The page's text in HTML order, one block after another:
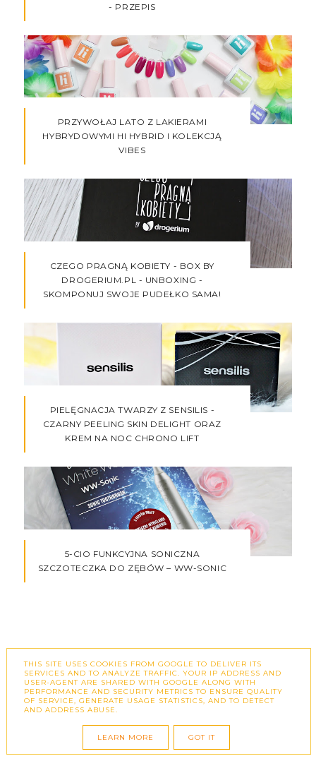
- PRZEPIS
PRZYWOŁAJ LATO Z LAKIERAMI
HYBRYDOWYMI HI HYBRID I KOLEKCJĄ
VIBES
CZEGO PRAGNĄ KOBIETY - BOX BY
DROGERIUM.PL - UNBOXING -
SKOMPONUJ SWOJE PUDEŁKO SAMA!
PIELĘGNACJA TWARZY Z SENSILIS -
CZARNY PEELING SKIN DELIGHT ORAZ
KREM NA NOC CHRONO LIFT
5-CIO FUNKCYJNA SONICZNA
SZCZOTECZKA DO ZĘBÓW – WW-SONIC
ARCHIWUM
THIS SITE USES COOKIES FROM GOOGLE TO DELIVER ITS
SERVICES AND TO ANALYZE TRAFFIC. YOUR IP ADDRESS AND
USER-AGENT ARE SHARED WITH GOOGLE ALONG WITH
PERFORMANCE AND SECURITY METRICS TO ENSURE QUALITY
OF SERVICE, GENERATE USAGE STATISTICS, AND TO DETECT
AND ADDRESS ABUSE.
LEARN MORE GOT IT